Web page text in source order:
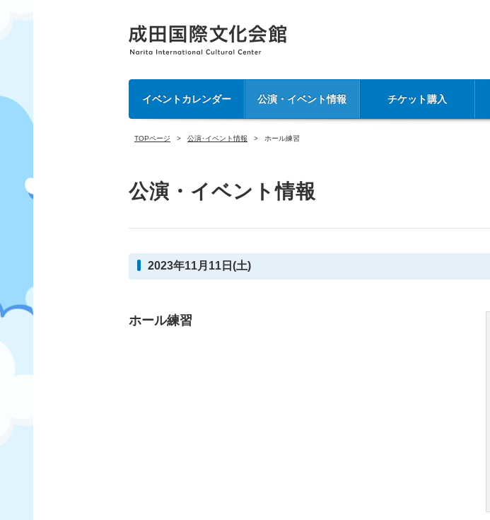
イベントカレンダー 公演・イベント情報 チケット購入
TOPページ 公演･イベント情報 ホール練習
公演・イベント情報
2023年11月11日(土)
ホール練習